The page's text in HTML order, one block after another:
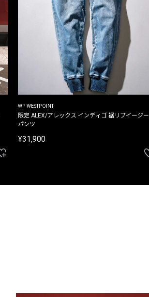
WP WESTPOINT
限定 ALEX/アレックス インディゴ 裾リブイージー
パンツ
¥31,900